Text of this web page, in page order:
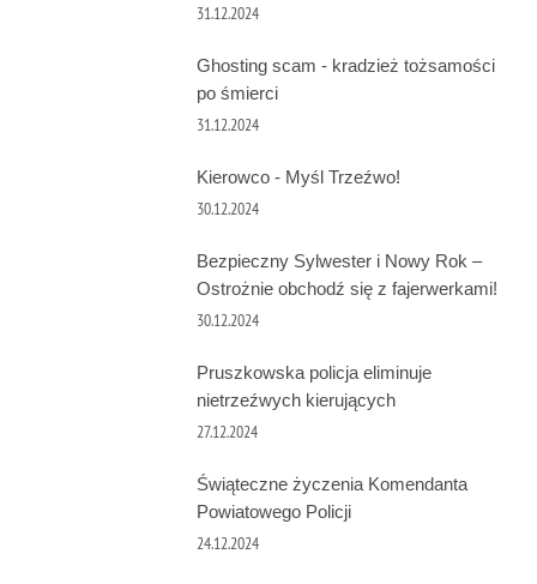
31.12.2024
Ghosting scam - kradzież tożsamości
po śmierci
31.12.2024
Kierowco - Myśl Trzeźwo!
30.12.2024
Bezpieczny Sylwester i Nowy Rok –
Ostrożnie obchodź się z fajerwerkami!
30.12.2024
Pruszkowska policja eliminuje
nietrzeźwych kierujących
27.12.2024
Świąteczne życzenia Komendanta
Powiatowego Policji
24.12.2024